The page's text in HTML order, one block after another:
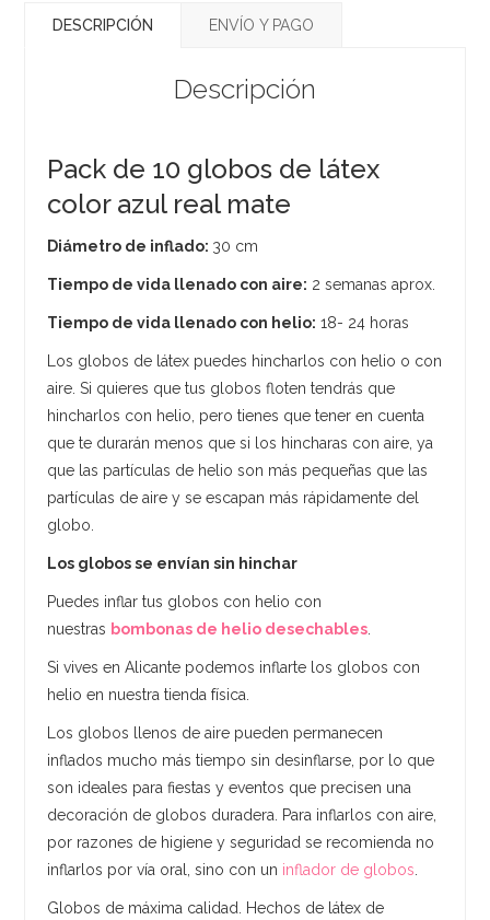
DESCRIPCIÓN ENVÍO Y PAGO
Descripción
Pack de 10 globos de látex
color azul real mate
Diámetro de inflado: 30 cm
Tiempo de vida llenado con aire: 2 semanas aprox.
Tiempo de vida llenado con helio: 18- 24 horas
Los globos de látex puedes hincharlos con helio o con
aire. Si quieres que tus globos floten tendrás que
hincharlos con helio, pero tienes que tener en cuenta
que te durarán menos que si los hincharas con aire, ya
que las partículas de helio son más pequeñas que las
partículas de aire y se escapan más rápidamente del
globo.
Los globos se envían sin hinchar
Puedes inflar tus globos con helio con
nuestras bombonas de helio desechables
Si vives en Alicante podemos inflarte los globos con
helio en nuestra tienda física.
Los globos llenos de aire pueden permanecen
inflados mucho más tiempo sin desinflarse, por lo que
son ideales para fiestas y eventos que precisen una
decoración de globos duradera. Para inflarlos con aire,
por razones de higiene y seguridad se recomienda no
inflarlos por vía oral, sino con un inflador de globos
Globos de máxima calidad. Hechos de látex de